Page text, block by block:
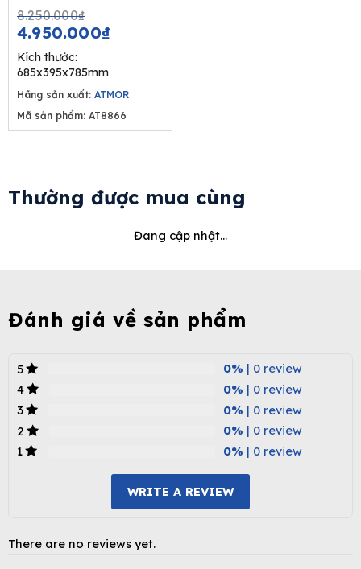
8.250.000₫Original
price
8.250.000₫.
4.950.000₫price
Kích thước:
685x395x785mm
Hãng sản xuất: ATMOR
Mã sản phẩm: AT8866
Thường được mua cùng
Đang cập nhật...
Đánh giá về sản phẩm
5 0% | 0 review
4
0% | 0 review
3
0% | 0 review
2
0% | 0 review
1
0% | 0 review
WRITE A REVIEW
There are no reviews yet.